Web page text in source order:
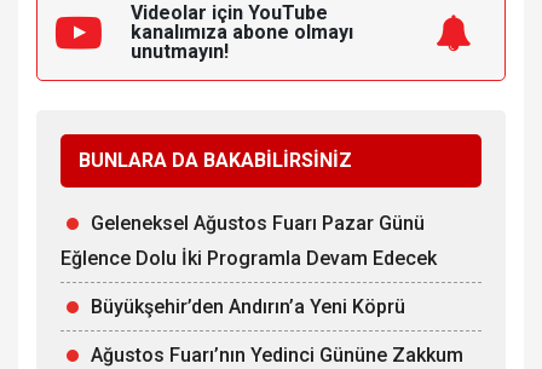
Videolar için YouTube
kanalımıza abone olmayı
unutmayın!
BUNLARA DA BAKABİLİRSİNİZ
Geleneksel Ağustos Fuarı Pazar Günü
Eğlence Dolu İki Programla Devam Edecek
Büyükşehir’den Andırın’a Yeni Köprü
Ağustos Fuarı’nın Yedinci Gününe Zakkum